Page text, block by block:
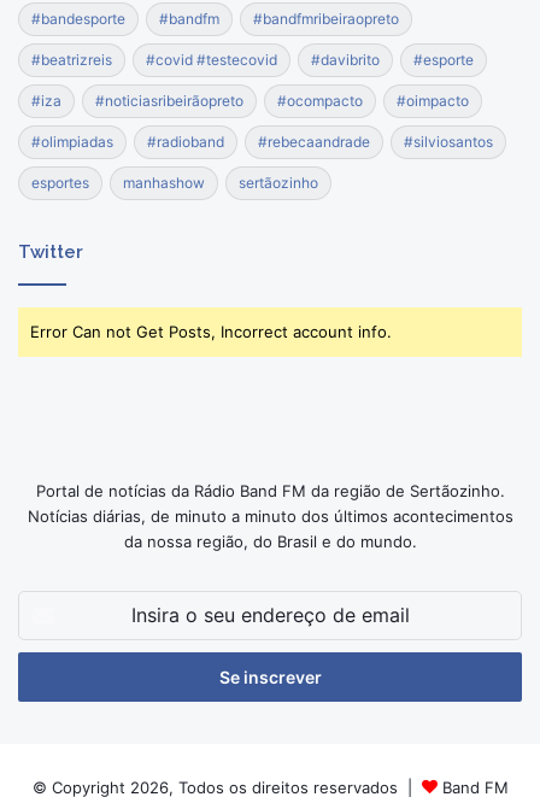
#bandesporte #bandfm #bandfmribeiraopreto
#beatrizreis #covid #testecovid #davibrito #esporte
#iza #noticiasribeirãopreto #ocompacto #oimpacto
#olimpiadas #radioband #rebecaandrade #silviosantos
esportes manhashow sertãozinho
Twitter
Error Can not Get Posts, Incorrect account info.
Portal de notícias da Rádio Band FM da região de Sertãozinho.
Notícias diárias, de minuto a minuto dos últimos acontecimentos
da nossa região, do Brasil e do mundo.
seu
de
© Copyright 2026, Todos os direitos reservados | Band FM